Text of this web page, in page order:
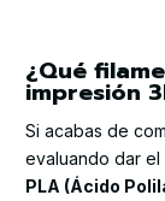
¿Qué
impresión
Si acabas de
evaluando dar el
PLA (Ácido